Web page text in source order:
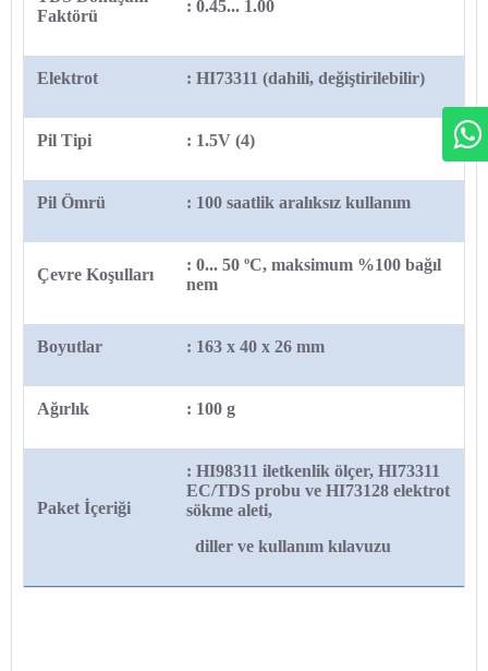
Faktörü
: 0.45... 1.00
Elektrot : HI73311 (dahili, değiştirilebilir)
Pil Tipi : 1.5V (4)
Pil Ömrü : 100 saatlik aralıksız kullanım
Çevre Koşulları
: 0... 50 ºC, maksimum %100 bağıl
nem
Boyutlar : 163 x 40 x 26 mm
Ağırlık : 100 g
Paket İçeriği
: HI98311 iletkenlik ölçer, HI73311
EC/TDS probu ve HI73128 elektrot
sökme aleti,
diller ve kullanım kılavuzu